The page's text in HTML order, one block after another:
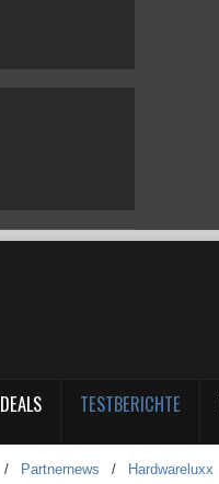
DEALS TESTBERICHTE
/ Partnernews / Hardwareluxx